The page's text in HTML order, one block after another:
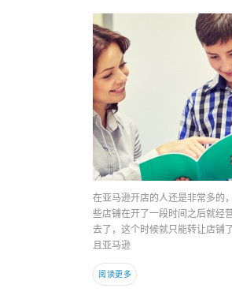
在亚马逊开店的人还是非常多的
些店铺在开了一段时间之后就经
去了，这个时候就只能转让店铺
且亚马逊
阅读更多